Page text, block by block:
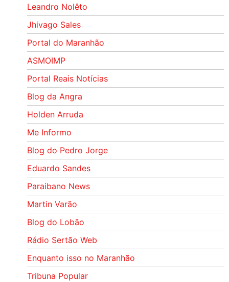
Leandro Nolêto
Jhivago Sales
Portal do Maranhão
ASMOIMP
Portal Reais Notí­cias
Blog da Angra
Holden Arruda
Me Informo
Blog do Pedro Jorge
Eduardo Sandes
Paraibano News
Martin Varão
Blog do Lobão
Rádio Sertão Web
Enquanto isso no Maranhão
Tribuna Popular